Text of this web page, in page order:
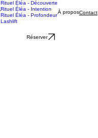
Rituel Éléa - Découverte
Rituel Éléa - Intention
Rituel Éléa - Profondeur
Lashlift
À proposContact
Réserver